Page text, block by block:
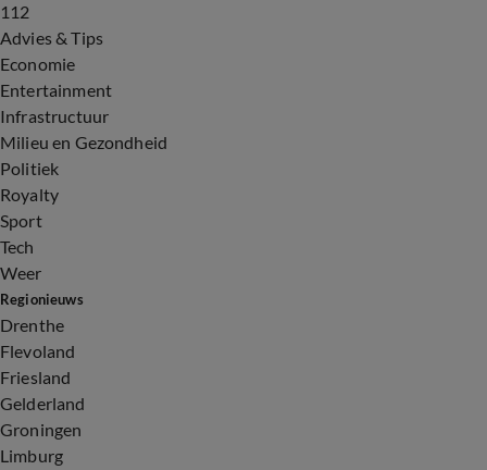
112
Advies & Tips
Economie
Entertainment
Infrastructuur
Milieu en Gezondheid
Politiek
Royalty
Sport
Tech
Weer
Regionieuws
Drenthe
Flevoland
Friesland
Gelderland
Groningen
Limburg